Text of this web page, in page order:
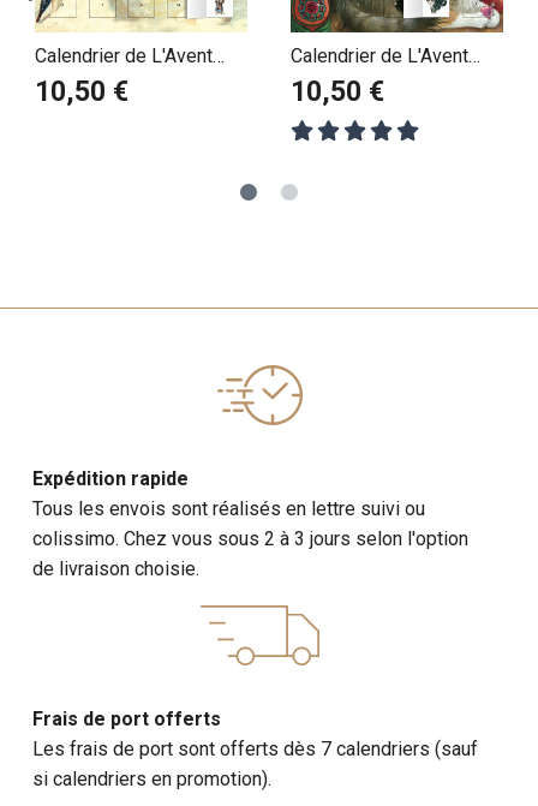
Calendrier de L'Avent
Bonhomme de neige
10,50 €
Calendrier de L'Avent
thème Chat - Ivory
10,50 €
Expédition rapide
Tous les envois sont réalisés en lettre suivi ou
colissimo. Chez vous sous 2 à 3 jours selon l'option
de livraison choisie.
Frais de port offerts
Les frais de port sont offerts dès 7 calendriers (sauf
si calendriers en promotion).